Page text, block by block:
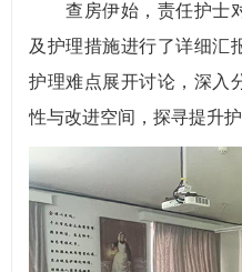
查房伊始，责任护士对
及护理措施进行了详细汇
护理难点展开讨论，深入
性与改进空间，探寻提升